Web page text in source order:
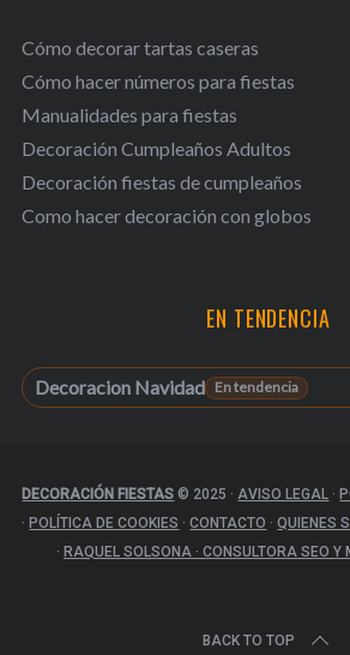
Cómo decorar tartas caseras
Cómo hacer números para fiestas
Manualidades para fiestas
Decoración Cumpleaños Adultos
Decoración fiestas de cumpleaños
Como hacer decoración con globos
EN TENDENCIA
Decoracion Navidad
DECORACIÓN FIESTAS © 2025 · AVISO LEGAL ·
· POLÍTICA DE COOKIES · CONTACTO · QUIENES
· RAQUEL SOLSONA · CONSULTORA SEO Y
BACK TO TOP